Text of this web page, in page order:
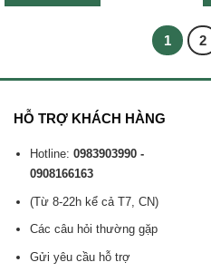
1 2
HỖ TRỢ KHÁCH HÀNG
Hotline: 0983903990 -
0908166163
(Từ 8-22h kể cả T7, CN)
Các câu hỏi thường gặp
Gửi yêu cầu hỗ trợ